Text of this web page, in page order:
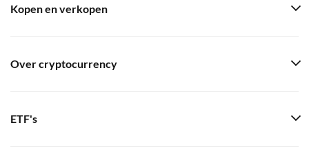
Kopen en verkopen
Over cryptocurrency
ETF's